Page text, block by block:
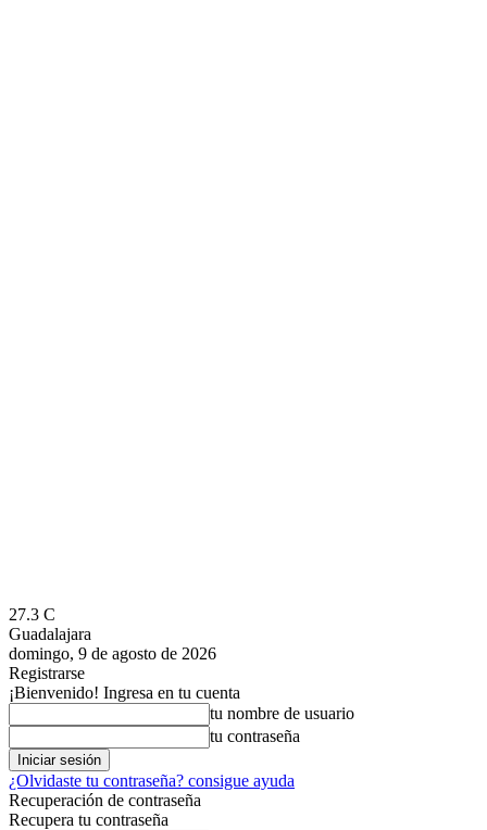
27.3 C
Guadalajara
domingo, 9 de agosto de 2026
Registrarse
¡Bienvenido! Ingresa en tu cuenta
tu nombre de usuario
tu contraseña
¿Olvidaste tu contraseña? consigue ayuda
Recuperación de contraseña
Recupera tu contraseña